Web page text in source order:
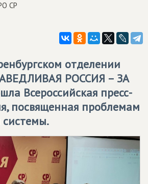
СР
отделении
РОССИЯ – ЗА
Всероссийская пресс-
посвященная проблемам